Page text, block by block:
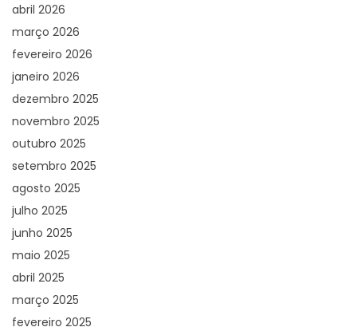
abril 2026
março 2026
fevereiro 2026
janeiro 2026
dezembro 2025
novembro 2025
outubro 2025
setembro 2025
agosto 2025
julho 2025
junho 2025
maio 2025
abril 2025
março 2025
fevereiro 2025